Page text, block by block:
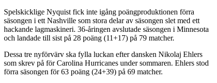
Spelskicklige Nyquist fick inte igång poängproduktionen förra
säsongen i ett Nashville som stora delar av säsongen slet med ett
hackande lagmaskineri. 36-åringen avslutade säsongen i Minnesota
och landade till sist på 28 poäng (11+17) på 79 matcher.
Dessa tre nyförvärv ska fylla luckan efter dansken Nikolaj Ehlers
som skrev på för Carolina Hurricanes under sommaren. Ehlers stod
förra säsongen för 63 poäng (24+39) på 69 matcher.